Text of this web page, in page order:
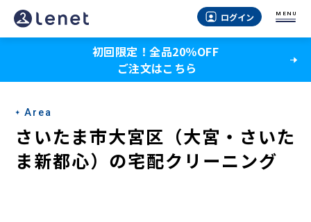
さ
い
ま
市
大
宮
ログイン MENU
初回限定！全品20％OFF
ご注文はこちら
Area
さいたま市大宮区（大宮・さいた
ま新都心）の宅配クリーニング